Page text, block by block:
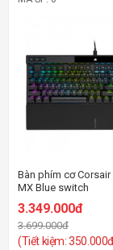
Bàn phím cơ Corsair
MX Blue switch
3.349.000đ
3.699.000đ
(Tiết kiệm: